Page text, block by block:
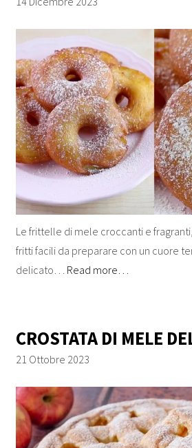
Le frittelle di mele croccanti e
fritti facili da preparare con un cuore
delicato… Read more…
CROSTATA DI MELE
21 Ottobre 2023